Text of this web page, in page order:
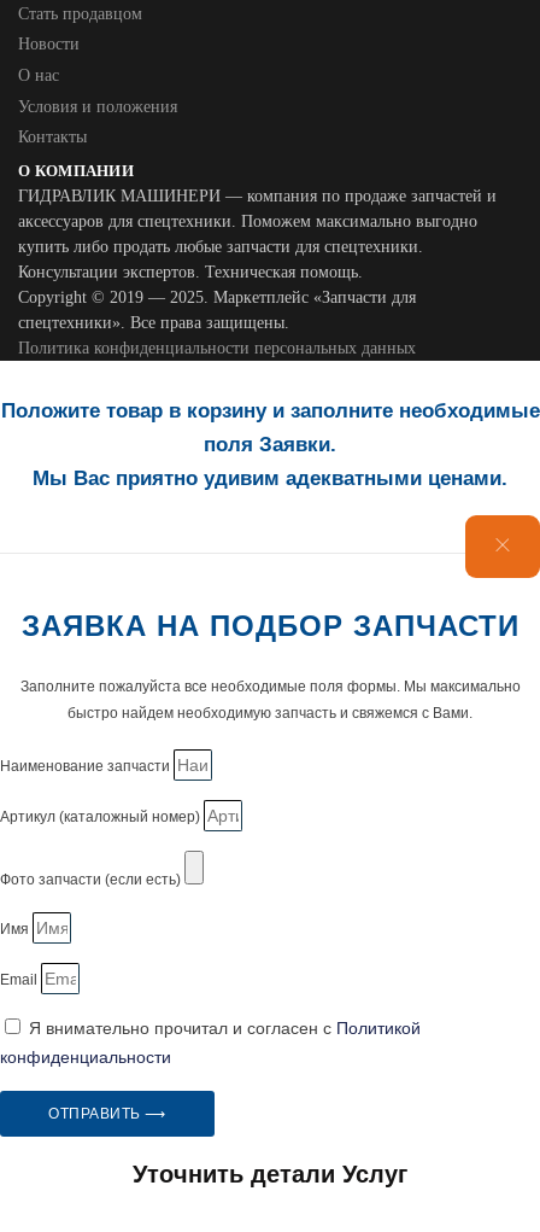
Стать продавцом
Новости
О нас
Условия и положения
Контакты
О КОМПАНИИ
ГИДРАВЛИК МАШИНЕРИ — компания по продаже запчастей и
аксессуаров для спецтехники. Поможем максимально выгодно
купить либо продать любые запчасти для спецтехники.
Консультации экспертов. Техническая помощь.
Copyright © 2019 — 2025. Маркетплейс «Запчасти для
спецтехники». Все права защищены.
Политика конфиденциальности персональных данных
Положите товар в корзину и заполните необходимые
поля Заявки.
Мы Вас приятно удивим адекватными ценами.
ЗАЯВКА НА ПОДБОР ЗАПЧАСТИ
Заполните пожалуйста все необходимые поля формы. Мы максимально
быстро найдем необходимую запчасть и свяжемся с Вами.
Наименование запчасти
Артикул (каталожный номер)
Фото запчасти (если есть)
Имя
Email
Я внимательно прочитал и согласен с Политикой
конфиденциальности
ОТПРАВИТЬ ⟶
Уточнить детали Услуг